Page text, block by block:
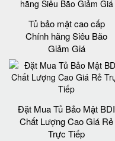
Tủ bảo mật cao cấp
Chính hãng Siêu Bão
Giảm Giá
Đặt Mua Tủ Bảo Mật BDI
Chất Lượng Cao Giá Rẻ
Trực Tiếp